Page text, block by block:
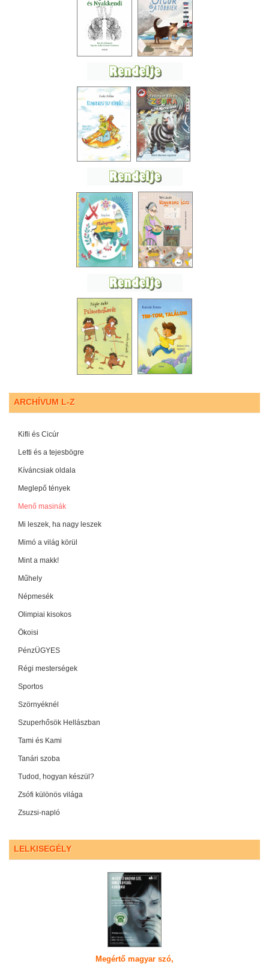
ARCHÍVUM L-Z
Kifli és Cicúr
Letti és a tejesbögre
Kíváncsiak oldala
Meglepő tények
Menő masinák
Mi leszek, ha nagy leszek
Mimó a világ körül
Mint a makk!
Műhely
Népmesék
Olimpiai kisokos
Ökoisi
PénzÜGYES
Régi mesterségek
Sportos
Szörnyéknél
Szuperhősök Hellászban
Tami és Kami
Tanári szoba
Tudod, hogyan készül?
Zsófi különös világa
Zsuzsi-napló
LELKISEGÉLY
Megértő magyar szó,